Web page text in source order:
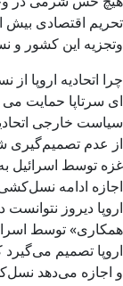
و‌تجزیه این کشور
چرا اتحادیه اروپا
ای سرتاپا حمایت
سیاست خارجی
از عدم تصمیم‌گیری
غزه توسط اسرائیل به
اجازه ادامه
اروپا دیروز
همکاری» توسط
اروپا تصمیم
و اجازه می‌دهد